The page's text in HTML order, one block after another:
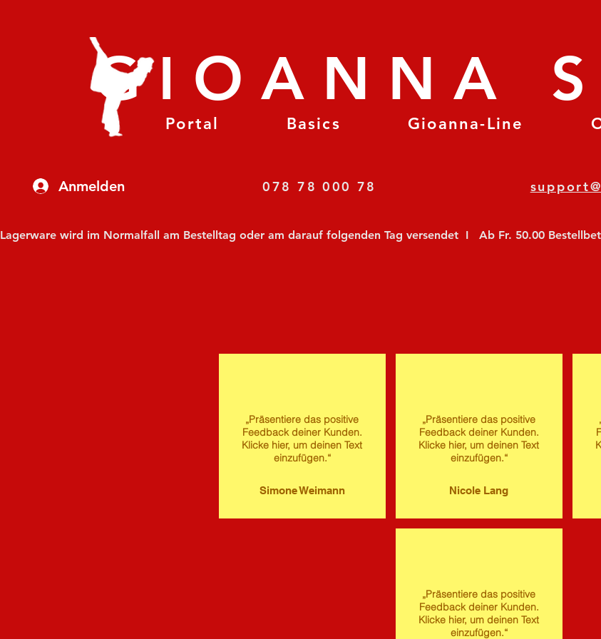
Anmelden
Portal Basics Gioanna-Line
GIOANNA
078 78 000 78
Lagerware wird im Normalfall am Bestelltag oder am darauf folgenden Tag versendet  I   Ab Fr. 50.00
„Präsentiere das positive
Feedback deiner Kunden.
Klicke hier, um deinen Text
einzufügen.“
Simone Weimann
„Präsentiere das positive
Feedback deiner Kunden.
Klicke hier, um deinen Text
einzufügen.“
Nicole Lang
„Präsentiere das positive
Feedback deiner Kunden.
Klicke hier, um deinen Text
einzufügen.“